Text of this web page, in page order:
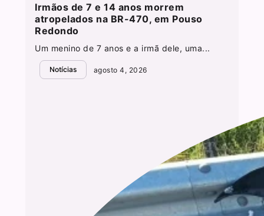
Irmãos de 7 e 14 anos morrem
atropelados na BR-470, em Pouso
Redondo
Um menino de 7 anos e a irmã dele, uma...
Notícias agosto 4, 2026